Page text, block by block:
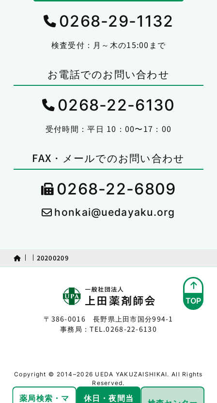
0268-29-1132
検査受付：月～木の15:00まで
お電話でのお問い合わせ
0268-22-6130
受付時間：平日 10：00〜17：00
FAX・メールでのお問い合わせ
0268-22-6809
honkai@uedayaku.org
20200209
薬局検索・ マ 休日・夜間当
TOP
〒386-0016 長野県上田市国分994-1
事務局：TEL.0268-22-6130
Copyright © 2014–2026 UEDA YAKUZAISHIKAI. All Rights
Reserved.